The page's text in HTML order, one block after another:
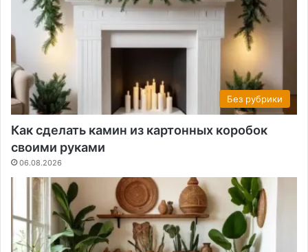
Без рубрики
Как сделать камин из картонных коробок
своими руками
06.08.2026